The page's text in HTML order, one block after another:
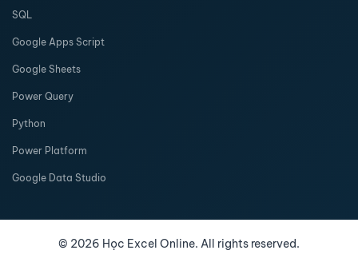
SQL
Google Apps Script
Google Sheets
Power Query
Python
Power Platform
Google Data Studio
© 2026 Học Excel Online. All rights reserved.